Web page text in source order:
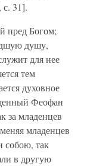
31].
пред Богом;
душу,
для нее
тем
духовное
Феофан
за младенцев
младенцев
собою, так
в другую